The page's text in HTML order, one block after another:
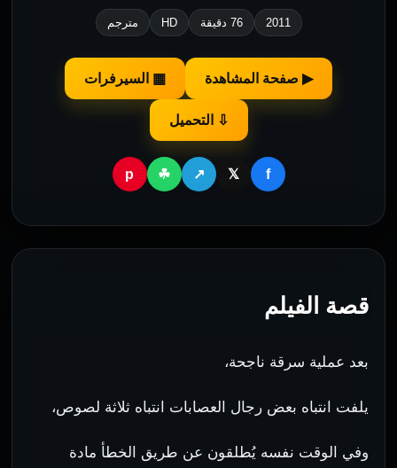
2011 76 دقيقة HD مترجم
▶ صفحة المشاهدة ▦ السيرفرات
⇩ التحميل
f
𝕏
↗
☘
p
قصة الفيلم
بعد عملية سرقة ناجحة،
يلفت انتباه بعض رجال العصابات انتباه ثلاثة لصوص،
وفي الوقت نفسه يُطلقون عن طريق الخطأ مادة